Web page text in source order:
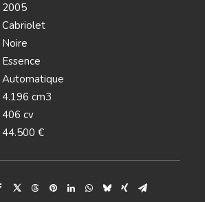
2005
Cabriolet
Noire
Essence
Automatique
4.196 cm3
406 cv
44.500 €